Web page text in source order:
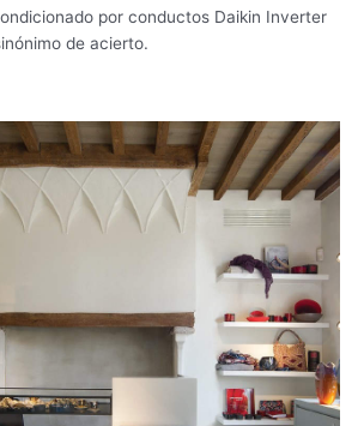
por conductos Daikin Inverter
de acierto.